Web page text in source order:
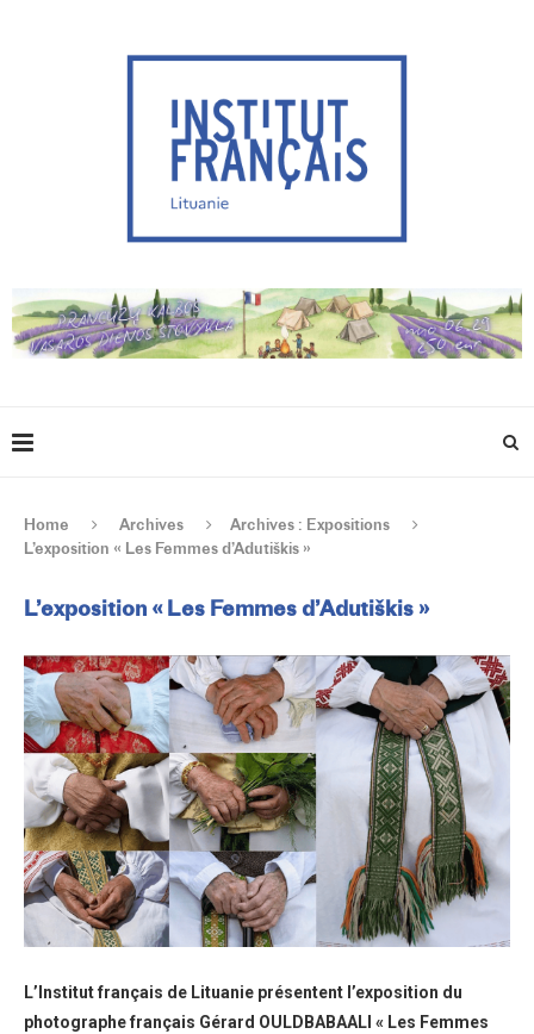
Home Archives
Archives : Expositions
L’exposition « Les Femmes d’Adutiškis »
L’exposition « Les Femmes d’Adutiškis »
L’Institut français de Lituanie présentent l’exposition du
photographe français Gérard OULDBABAALI « Les Femmes